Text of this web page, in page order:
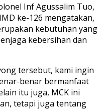
Inf Agussalim Tuo,
ke-126 mengatakan,
kebutuhan yang
kebersihan dan
tersebut, kami ingin
benar bermanfaat
itu juga, MCK ini
tetapi juga tentang